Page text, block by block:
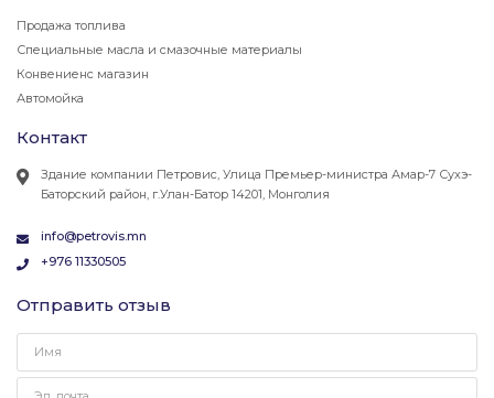
Продажа топлива
Специальные масла и смазочные материалы
Конвениенс магазин
Автомойка
Контакт
Здание компании Петровис, Улица Премьер-министра Амар-7 Сухэ-
Баторский район, г.Улан-Батор 14201, Монголия
info@petrovis.mn
+976 11330505
Отправить отзыв